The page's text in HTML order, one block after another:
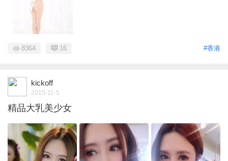
#香港
8364 16
kickoff
2015-11-5
精品大乳美少女